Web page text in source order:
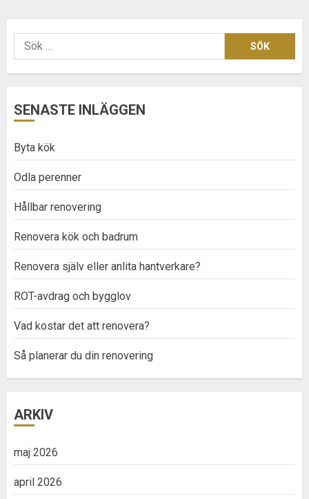
Sök
efter:
SENASTE INLÄGGEN
Byta kök
Odla perenner
Hållbar renovering
Renovera kök och badrum
Renovera själv eller anlita hantverkare?
ROT-avdrag och bygglov
Vad kostar det att renovera?
Så planerar du din renovering
ARKIV
maj 2026
april 2026